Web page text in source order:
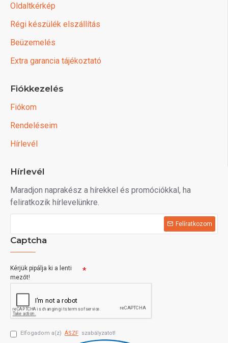
Oldaltkérkép
Régi készülék elszállítás
Beüzemelés
Extra garancia tájékoztató
Fiókkezelés
Fiókom
Rendeléseim
Hírlevél
Hírlevél
Maradjon naprakész a hírekkel és promóciókkal, ha
feliratkozik hírlevelünkre.
Felíratkozom
Captcha
Kérjük pipálja ki a lenti
mezőt!
Elfogadom a(z) ÁSZF szabályzatot!